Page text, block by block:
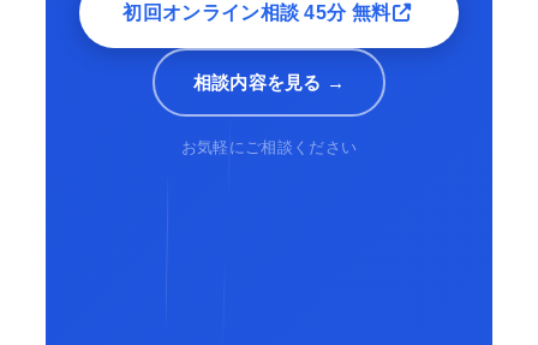
初回オンライン相談 45分 無料
相談内容を見る →
お気軽にご相談ください